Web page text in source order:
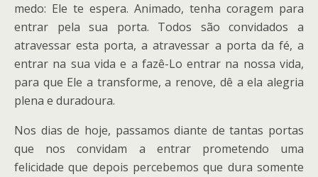
medo: Ele te espera. Animado, tenha coragem para
entrar pela sua porta. Todos são convidados a
atravessar esta porta, a atravessar a porta da fé, a
entrar na sua vida e a fazê-Lo entrar na nossa vida,
para que Ele a transforme, a renove, dê a ela alegria
plena e duradoura.
Nos dias de hoje, passamos diante de tantas portas
que nos convidam a entrar prometendo uma
felicidade que depois percebemos que dura somente